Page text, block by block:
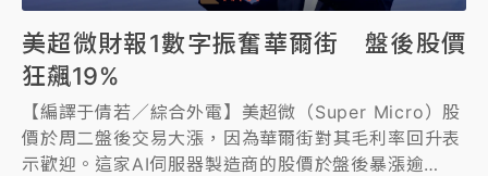
美超微財報1數字振奮華爾街 盤後股價
狂飆19%
【編譯于倩若／綜合外電】美超微（Super Micro）股
價於周二盤後交易大漲，因為華爾街對其毛利率回升表
示歡迎。這家AI伺服器製造商的股價於盤後暴漲逾